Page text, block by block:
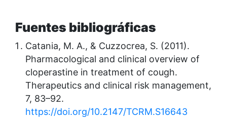
Fuentes bibliográficas
Catania, M. A., & Cuzzocrea, S. (2011).
Pharmacological and clinical overview of
cloperastine in treatment of cough.
Therapeutics and clinical risk management,
7, 83–92.
https://doi.org/10.2147/TCRM.S16643